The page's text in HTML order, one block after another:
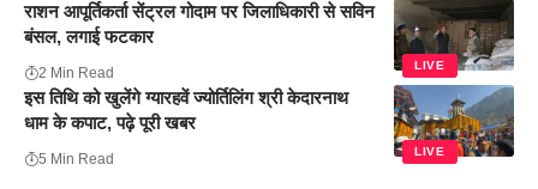
LIVE
राशन आपूर्तिकर्ता सेंट्रल गोदाम पर जिलाधिकारी से सविन
बंसल, लगाई फटकार
2 Min Read
LIVE
इस तिथि को खुलेंगे ग्यारहवें ज्योर्तिलिंग श्री केदारनाथ
धाम के कपाट, पढ़े पूरी खबर
5 Min Read